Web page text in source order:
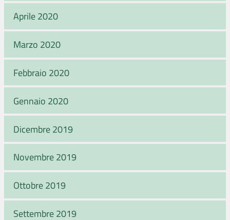
Aprile 2020
Marzo 2020
Febbraio 2020
Gennaio 2020
Dicembre 2019
Novembre 2019
Ottobre 2019
Settembre 2019